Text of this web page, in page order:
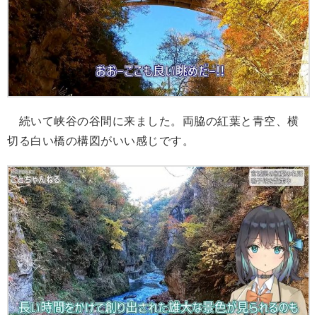
続いて峡谷の谷間に来ました。両脇の紅葉と青空、横
切る白い橋の構図がいい感じです。